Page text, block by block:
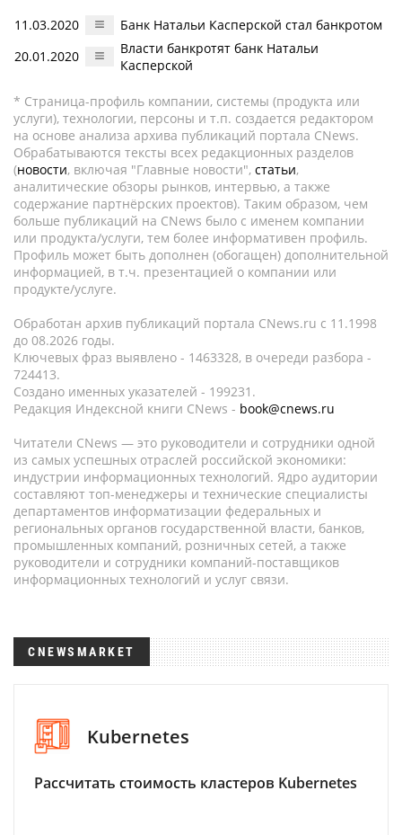
11.03.2020
Банк Натальи Касперской стал банкротом
20.01.2020
Власти банкротят банк Натальи
Касперской
* Страница-профиль компании, системы (продукта или
услуги), технологии, персоны и т.п. создается редактором
на основе анализа архива публикаций портала CNews.
Обрабатываются тексты всех редакционных разделов
(новости, включая "Главные новости", статьи,
аналитические обзоры рынков, интервью, а также
содержание партнёрских проектов). Таким образом, чем
больше публикаций на CNews было с именем компании
или продукта/услуги, тем более информативен профиль.
Профиль может быть дополнен (обогащен) дополнительной
информацией, в т.ч. презентацией о компании или
продукте/услуге.
Обработан архив публикаций портала CNews.ru c 11.1998
до 08.2026 годы.
Ключевых фраз выявлено - 1463328, в очереди разбора -
724413.
Создано именных указателей - 199231.
Редакция Индексной книги CNews - book@cnews.ru
Читатели CNews — это руководители и сотрудники одной
из самых успешных отраслей российской экономики:
индустрии информационных технологий. Ядро аудитории
составляют топ-менеджеры и технические специалисты
департаментов информатизации федеральных и
региональных органов государственной власти, банков,
промышленных компаний, розничных сетей, а также
руководители и сотрудники компаний-поставщиков
информационных технологий и услуг связи.
CNEWSMARKET
Kubernetes
Рассчитать стоимость кластеров Kubernetes